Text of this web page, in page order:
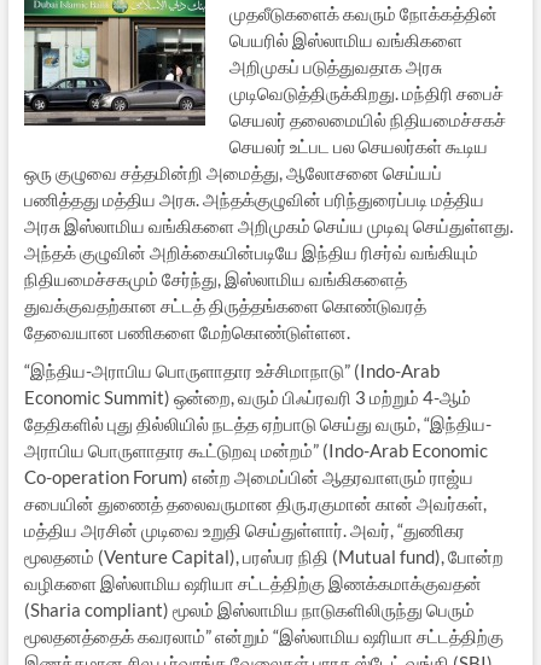
முதலீடுகளைக் கவரும் நோக்கத்தின்
பெயரில் இஸ்லாமிய வங்கிகளை
அறிமுகப் படுத்துவதாக அரசு
முடிவெடுத்திருக்கிறது. மந்திரி சபைச்
செயலர் தலைமையில் நிதியமைச்சகச்
செயலர் உட்பட பல செயலர்கள் கூடிய
ஒரு குழுவை சத்தமின்றி அமைத்து, ஆலோசனை செய்யப்
பணித்தது மத்திய அரசு. அந்தக்குழுவின் பரிந்துரைப்படி மத்திய
அரசு இஸ்லாமிய வங்கிகளை அறிமுகம் செய்ய முடிவு செய்துள்ளது.
அந்தக் குழுவின் அறிக்கையின்படியே இந்திய ரிசர்வ் வங்கியும்
நிதியமைச்சகமும் சேர்ந்து, இஸ்லாமிய வங்கிகளைத்
துவக்குவதற்கான சட்டத் திருத்தங்களை கொண்டுவரத்
தேவையான பணிகளை மேற்கொண்டுள்ளன.
“இந்திய-அராபிய பொருளாதார உச்சிமாநாடு” (Indo-Arab
Economic Summit) ஒன்றை, வரும் பிஃப்ரவரி 3 மற்றும் 4-ஆம்
தேதிகளில் புது தில்லியில் நடத்த ஏற்பாடு செய்து வரும், “இந்திய-
அராபிய பொருளாதார கூட்டுறவு மன்றம்” (Indo-Arab Economic
Co-operation Forum) என்ற அமைப்பின் ஆதரவாளரும் ராஜ்ய
சபையின் துணைத் தலைவருமான திரு.ரகுமான் கான் அவர்கள்,
மத்திய அரசின் முடிவை உறுதி செய்துள்ளார். அவர், “துணிகர
மூலதனம் (Venture Capital), பரஸ்பர நிதி (Mutual fund), போன்ற
வழிகளை இஸ்லாமிய ஷரியா சட்டத்திற்கு இணக்கமாக்குவதன்
(Sharia compliant) மூலம் இஸ்லாமிய நாடுகளிலிருந்து பெரும்
மூலதனத்தைக் கவரலாம்” என்றும் “இஸ்லாமிய ஷரியா சட்டத்திற்கு